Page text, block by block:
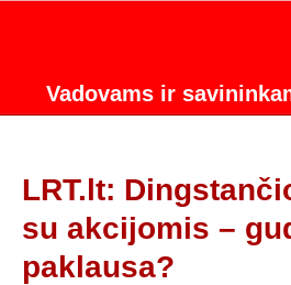
Vadovams ir
LRT.lt:
su akcijomis –
paklausa?